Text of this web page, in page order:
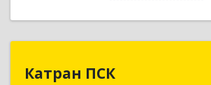
Катран ПСК